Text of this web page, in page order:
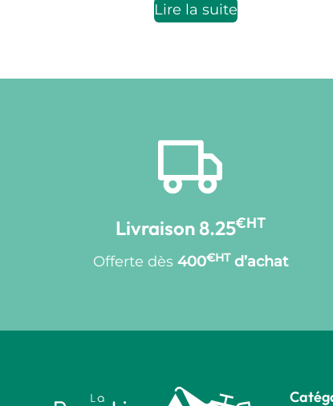
Lire la suite
Livraison 8.25€HT
Offerte dès 400€HT d’achat